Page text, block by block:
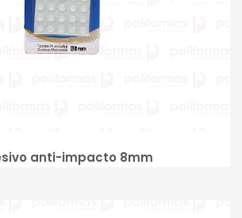
anti-impacto 8mm